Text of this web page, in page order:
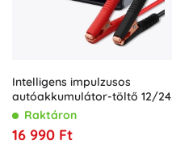
Intelligens impulzusos
autóakkumulátor-töltő 12/24
V 25 A LCD-vel és javítással –
Raktáron
16 990 Ft